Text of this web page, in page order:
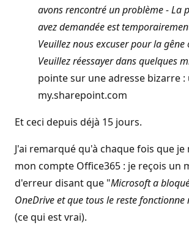
avons rencontré un problème - La
avez demandée est
Veuillez nous excuser pour la gêne
Veuillez réessayer dans quelques
pointe sur une adresse bizarre
my.sharepoint.com
Et ceci depuis déjà 15 jours.
J'ai remarqué qu'à chaque fois que
mon compte Office365 : je reçois un
d'erreur disant que "Microsoft a
OneDrive et que tous le reste
(ce qui est vrai).